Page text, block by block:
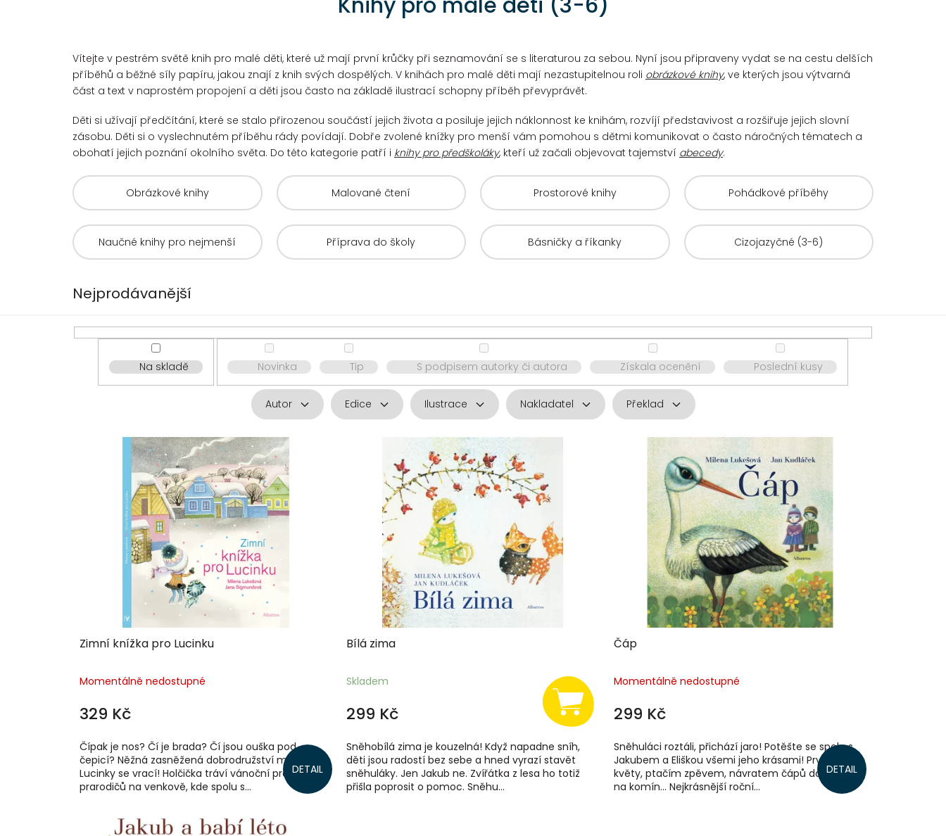
Vítejte v pestrém světě knih pro malé děti, které už mají první krůčky při seznamování se s literaturou za sebou. Nyní jsou připraveny vydat se na cestu delších
příběhů a běžné síly papíru, jakou znají z knih svých dospělých. V knihách pro malé děti mají nezastupitelnou roli obrázkové knihy, ve kterých jsou výtvarná
část a text v naprostém propojení a děti jsou často na základě ilustrací schopny příběh převyprávět.
Děti si užívají předčítání, které se stalo přirozenou součástí jejich života a posiluje jejich náklonnost ke knihám, rozvíjí představivost a rozšiřuje jejich slovní
zásobu. Děti si o vyslechnutém příběhu rády povídají. Dobře zvolené knížky pro menší vám pomohou s dětmi komunikovat o často náročných tématech a
obohatí jejich poznání okolního světa. Do této kategorie patří i knihy pro předškoláky, kteří už začali objevovat tajemství abecedy.
Obrázkové knihy Malované čtení Prostorové knihy Pohádkové příběhy
Naučné knihy pro nejmenší Příprava do školy Básničky a říkanky Cizojazyčné (3-6)
Nejprodávanější
Na skladě Novinka Tip S podpisem autorky či autora Získala ocenění Poslední kusy
Autor Edice Ilustrace Nakladatel Překlad
Zimní knížka pro Lucinku
Momentálně nedostupné
329 Kč
DETAIL
Čípak je nos? Čí je brada? Čí jsou ouška pod
čepicí? Něžná zasněžená dobrodružství malé
Lucinky se vrací! Holčička tráví vánoční prázdniny u
prarodičů na venkově, kde spolu s...
Bílá zima
Skladem
299 Kč
Sněhobílá zima je kouzelná! Když napadne sníh,
děti jsou radostí bez sebe a hned vyrazí stavět
sněhuláky. Jen Jakub ne. Zvířátka z lesa ho totiž
přišla poprosit o pomoc. Sněhu...
Čáp
Momentálně nedostupné
299 Kč
DETAIL
Sněhuláci roztáli, přichází jaro! Potěšte se spolu s
Jakubem a Eliškou všemi jeho krásami! Prvními
květy, ptačím zpěvem, návratem čápů do hnízda
na komín... Nejkrásnější roční...